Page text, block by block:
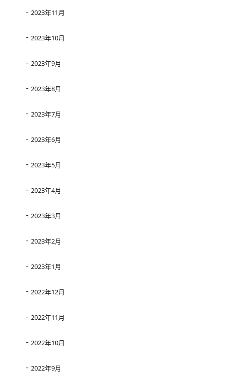
2023年11月
2023年10月
2023年9月
2023年8月
2023年7月
2023年6月
2023年5月
2023年4月
2023年3月
2023年2月
2023年1月
2022年12月
2022年11月
2022年10月
2022年9月